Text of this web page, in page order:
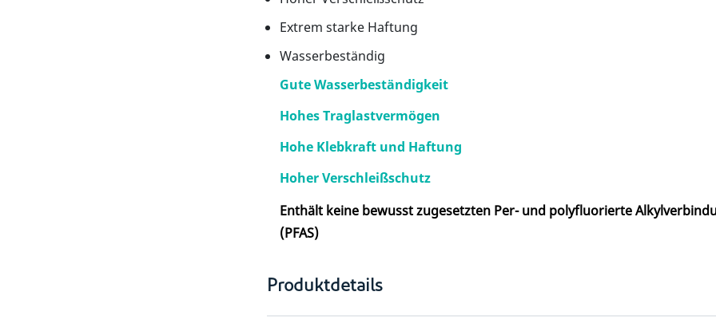
Extrem starke Haftung
Wasserbeständig
Gute Wasserbeständigkeit
Hohes Traglastvermögen
Hohe Klebkraft und Haftung
Hoher Verschleißschutz
Enthält keine bewusst zugesetzten Per- und polyfluorierte
(PFAS)
Produktdetails